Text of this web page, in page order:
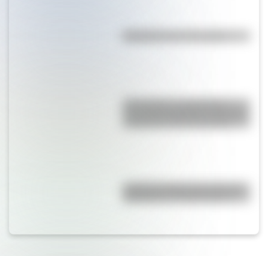
17 de agosto: actividades y
y segundo ciclo de primaria
¿Cuál es la diferencia entre un